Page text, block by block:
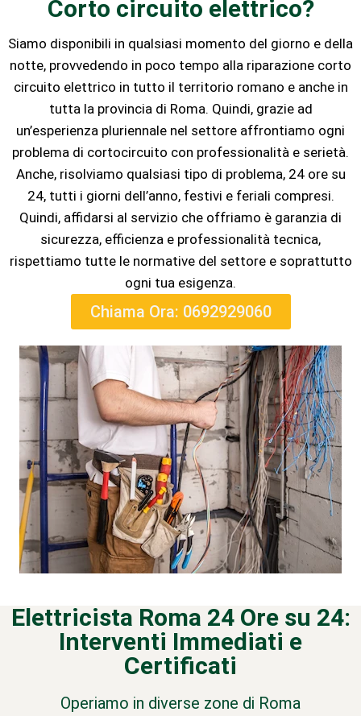
Corto circuito elettrico?
Siamo disponibili in qualsiasi momento del giorno e della
notte, provvedendo in poco tempo alla riparazione corto
circuito elettrico in tutto il territorio romano e anche in
tutta la provincia di Roma. Quindi, grazie ad
un’esperienza pluriennale nel settore affrontiamo ogni
problema di cortocircuito con professionalità e serietà.
Anche, risolviamo qualsiasi tipo di problema, 24 ore su
24, tutti i giorni dell’anno, festivi e feriali compresi.
Quindi, affidarsi al servizio che offriamo è garanzia di
sicurezza, efficienza e professionalità tecnica,
rispettiamo tutte le normative del settore e soprattutto
ogni tua esigenza.
Chiama Ora: 0692929060
Elettricista Roma 24 Ore su 24:
Interventi Immediati e
Certificati
Operiamo in diverse zone di Roma